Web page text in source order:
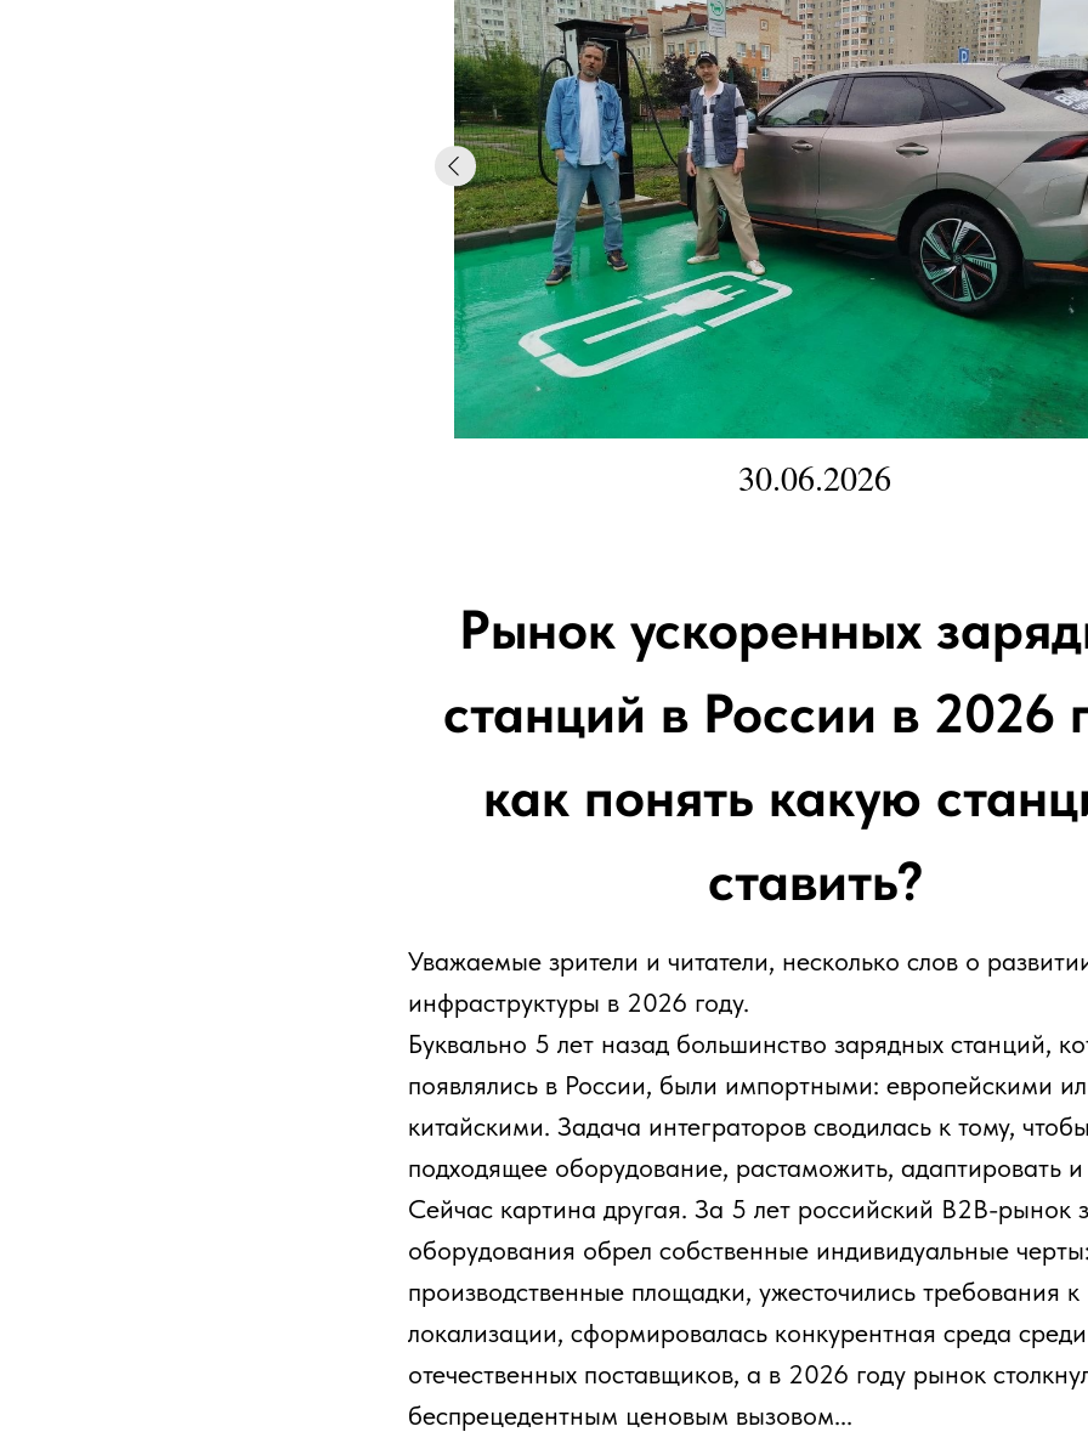
30.06.2026
Рынок ускоренных зарядных
как понять какую станцию
ставить?
Уважаемые зрители и читатели, несколько слов о развитии зарядной
Буквально 5 лет назад большинство зарядных станций, которые
появлялись в России, были импортными: европейскими или
китайскими. Задача интеграторов сводилась к тому, чтобы найти
подходящее оборудование, растаможить, адаптировать и поставить.
Сейчас картина другая. За 5 лет российский B2B-рынок зарядного
оборудования обрел собственные индивидуальные черты: появились
производственные площадки, ужесточились требования к
локализации, сформировалась конкурентная среда среди
отечественных поставщиков, а в 2026 году рынок столкнулся с
беспрецедентным ценовым вызовом...
Кто производит ЭЗС в России?
Российское производство зарядных станций – это уже не
единственный завод и не пилотный проект. Предприятия работают в
Москве, Перми, Казани, Калуге, Рязани, Санкт-Петербурге,